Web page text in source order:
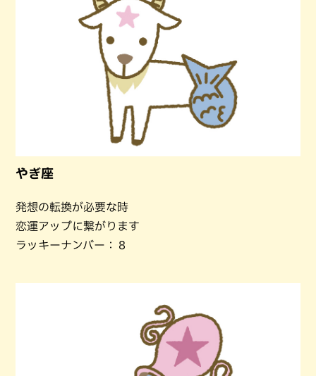
やぎ座
発想の転換が必要な時
恋運アップに繋がります
ラッキーナンバー：８